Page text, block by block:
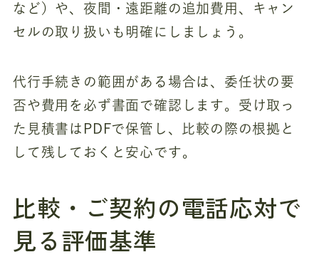
など）や、夜間・遠距離の追加費用、キャン
セルの取り扱いも明確にしましょう。
代行手続きの範囲がある場合は、委任状の要
否や費用を必ず書面で確認します。受け取っ
た見積書はPDFで保管し、比較の際の根拠と
して残しておくと安心です。
比較・ご契約の電話応対で
見る評価基準